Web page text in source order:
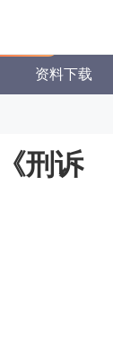
资料下载
刑诉